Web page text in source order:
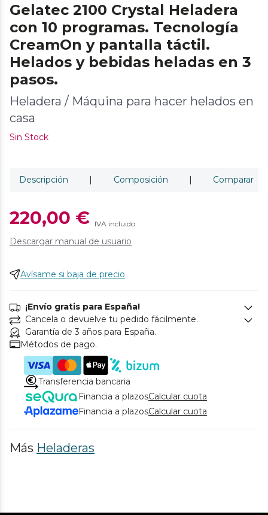
Gelatec 2100 Crystal Heladera
con 10 programas. Tecnología
CreamOn y pantalla táctil.
Helados y bebidas heladas en 3
pasos.
Heladera / Máquina para hacer helados en
casa
Sin Stock
Descripción | Composición | Comparar
220,00 € IVA incluido
Descargar manual de usuario
Avísame si baja de precio
¡Envío gratis para España!
Cancela o devuelve tu pedido fácilmente.
Garantía de 3 años para España.
Métodos de pago.
Transferencia bancaria
Financia a plazosCalcular cuota
Financia a plazosCalcular cuota
Más Heladeras